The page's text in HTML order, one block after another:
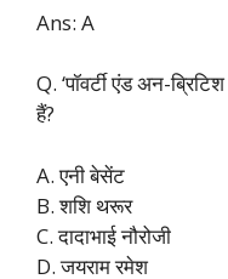
Ans: A
Q. ‘पॉवर्टी एंड अन-
हैं?
A. एनी बेसेंट
B. शशि थरूर
C. दादाभाई नौरोजी
D. जयराम रमेश